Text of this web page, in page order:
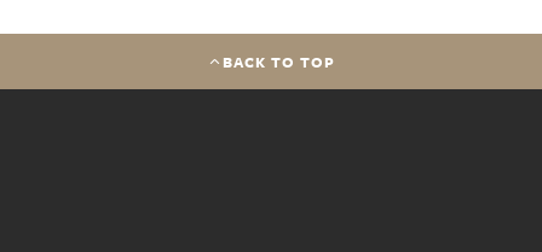
BACK TO TOP